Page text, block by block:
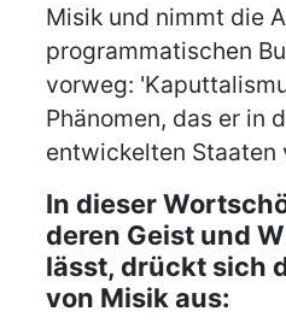
Misik und nimmt die
programmatischen
vorweg:
Phänomen, das er in
entwickelten Staaten
In dieser
deren Geist und
lässt, drückt sich
von Misik aus: